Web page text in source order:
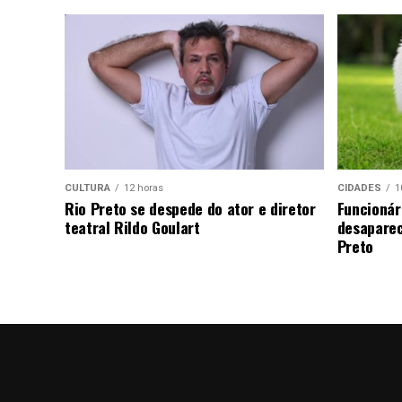
CULTURA 12 horas
Rio Preto se despede do ator e diretor
teatral Rildo Goulart
CIDADES
Preto